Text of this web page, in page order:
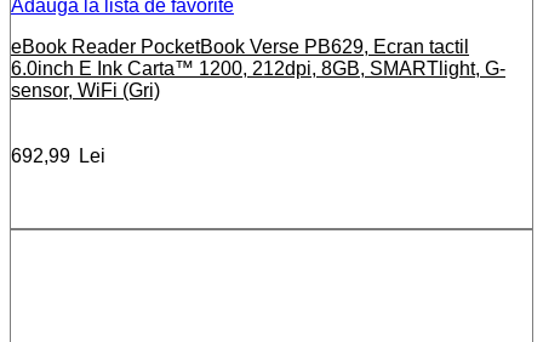
Adauga la lista de favorite
eBook Reader PocketBook Verse PB629, Ecran tactil
6.0inch E Ink Carta™ 1200, 212dpi, 8GB, SMARTlight, G-
sensor, WiFi (Gri)
692,99 Lei